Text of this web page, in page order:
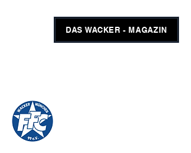
DAS WACKER - MAGAZIN